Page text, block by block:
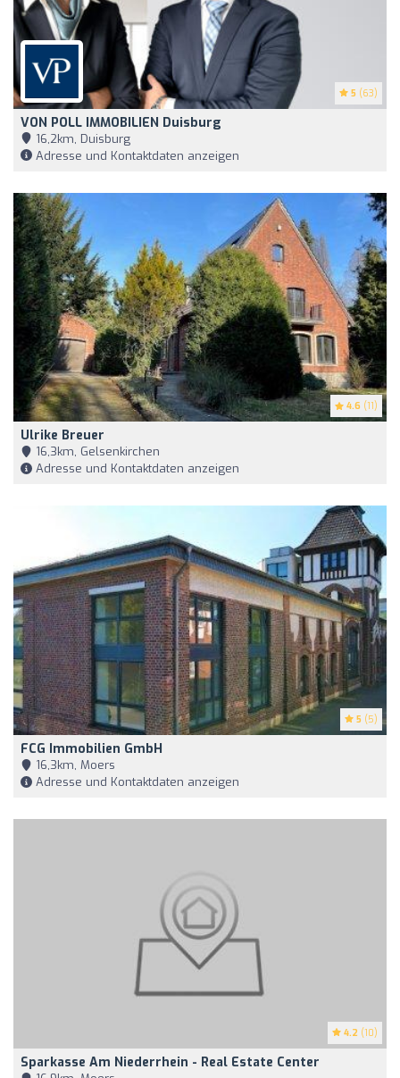
5 (63)
VON POLL IMMOBILIEN Duisburg
16,2km, Duisburg
Adresse und Kontaktdaten anzeigen
4.6 (11)
Ulrike Breuer
16,3km, Gelsenkirchen
Adresse und Kontaktdaten anzeigen
5 (5)
FCG Immobilien GmbH
16,3km, Moers
Adresse und Kontaktdaten anzeigen
4.2 (10)
Sparkasse Am Niederrhein - Real Estate Center